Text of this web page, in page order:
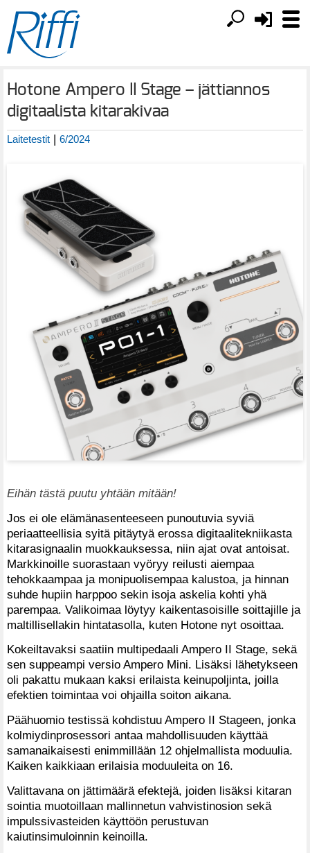
Hotone Ampero II Stage – jättiannos
digitaalista kitarakivaa
Laitetestit | 6/2024
Eihän tästä puutu yhtään mitään!
Jos ei ole elämänasenteeseen punoutuvia syviä
periaatteellisia syitä pitäytyä erossa digitaalitekniikasta
kitarasignaalin muokkauksessa, niin ajat ovat antoisat.
Markkinoille suorastaan vyöryy reilusti aiempaa
tehokkaampaa ja monipuolisempaa kalustoa, ja hinnan
suhde hupiin harppoo sekin isoja askelia kohti yhä
parempaa. Valikoimaa löytyy kaikentasoisille soittajille ja
maltillisellakin hintatasolla, kuten Hotone nyt osoittaa.
Kokeiltavaksi saatiin multipedaali Ampero II Stage, sekä
sen suppeampi versio Ampero Mini. Lisäksi lähetykseen
oli pakattu mukaan kaksi erilaista keinupoljinta, joilla
efektien toimintaa voi ohjailla soiton aikana.
Päähuomio testissä kohdistuu Ampero II Stageen, jonka
kolmiydinprosessori antaa mahdollisuuden käyttää
samanaikaisesti enimmillään 12 ohjelmallista moduulia.
Kaiken kaikkiaan erilaisia moduuleita on 16.
Valittavana on jättimäärä efektejä, joiden lisäksi kitaran
sointia muotoillaan mallinnetun vahvistinosion sekä
impulssivasteiden käyttöön perustuvan
kaiutinsimuloinnin keinoilla.